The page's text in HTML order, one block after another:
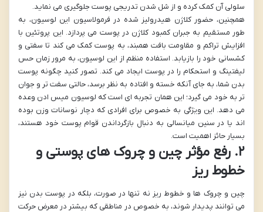
سلولی آن کمک کرده و از شل شدن تدریجی پوست جلوگیری می نماید.
همچنین، حضور کلاژن هیدرولیز شده در فرمولاسیون این لوسیون، به
طور مستقیم به جبران کمبود کلاژن در پوست می پردازد. این پروتئین با
افزایش تراکم و مقاومت بافت همبند، به پوست کمک می کند تا سفتی و
کشسانی خود را بازیابد. استفاده منظم از این لوسیون، به مرور زمان حس
لیفتینگ و استحکام را در پوست ایجاد می کند. تصور کنید چگونه پوست
بدن شما، به جای آنکه خسته و افتاده به نظر برسد، حالتی سفت تر و جوان
تر به خود می گیرد؛ این همان تجربه ای است که لوسیون میس ادن وعده
می دهد. این ویژگی به خصوص برای افرادی که دچار نوسانات وزن بوده
اند یا در سنین میانسالی به دنبال بازگرداندن قوام پوست خود هستند،
بسیار حائز اهمیت است.
۲. رفع مؤثر چین و چروک های پوستی و
خطوط ریز
چین و چروک ها و خطوط ریز نه تنها در صورت، بلکه در پوست بدن نیز
می توانند پدیدار شوند، به خصوص در مناطقی که بیشتر در معرض حرکت